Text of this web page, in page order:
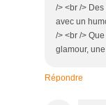
/> <br />
avec un
/> <br />
glamour,
Répondre